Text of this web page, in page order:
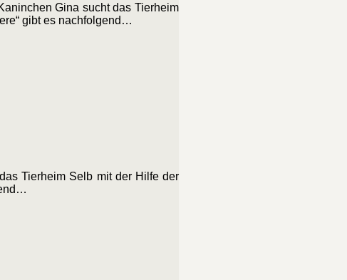
Gina sucht das Tierheim
gibt es nachfolgend…
Tierheim Selb mit der Hilfe der